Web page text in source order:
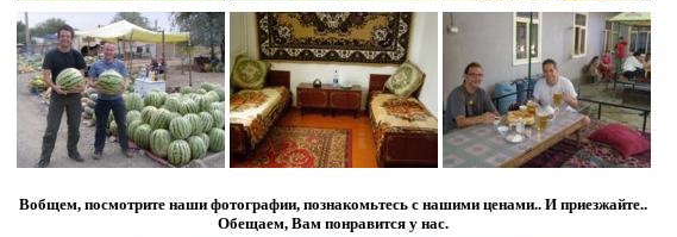
Вобщем, посмотрите наши фотографии, познакомьтесь с нашими ценами.. И приезжайте..
Обещаем, Вам понравится у нас.